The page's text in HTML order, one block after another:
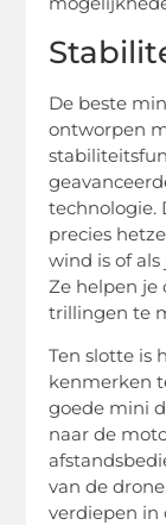
De beste
ontworpen
technologie.
precies
wind is of
Ze helpen je
trillingen te
Ten slotte is
kenmerken
goede mini
naar de
van de
verdiepen in